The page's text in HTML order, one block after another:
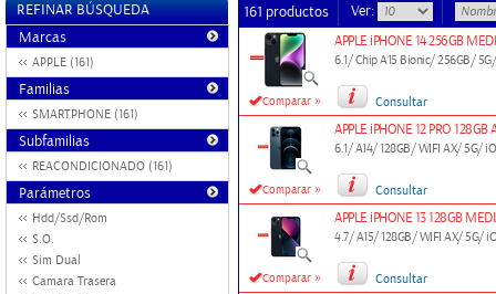
REFINAR BÚSQUEDA
Marcas
APPLE (161)
Familias
SMARTPHONE (161)
Subfamilias
REACONDICIONADO (161)
Parámetros
Hdd/Ssd/Rom
S.O.
Sim Dual
Camara Trasera
161 productos Ver:
Comparar »
APPLE iPHONE 14 256GB
6.1/ Chip A15 Bionic/ 256GB/
Consultar
Comparar »
APPLE iPHONE 12 PRO
6.1/ A14/ 128GB/ WIFI AX/ 5G/
Consultar
Comparar »
APPLE iPHONE 13 128GB
4.7/ A15/ 128GB/ WIFI AX/ 5G/
Consultar